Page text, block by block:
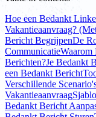
Hoe een Bedankt
Vakantieaanvraag?
Bericht BegrijpenDe
CommunicatieWaarom
Berichten?Je Bedankt
een Bedankt Bericht
Verschillende
Vakantieaanvraag
Bedankt Bericht